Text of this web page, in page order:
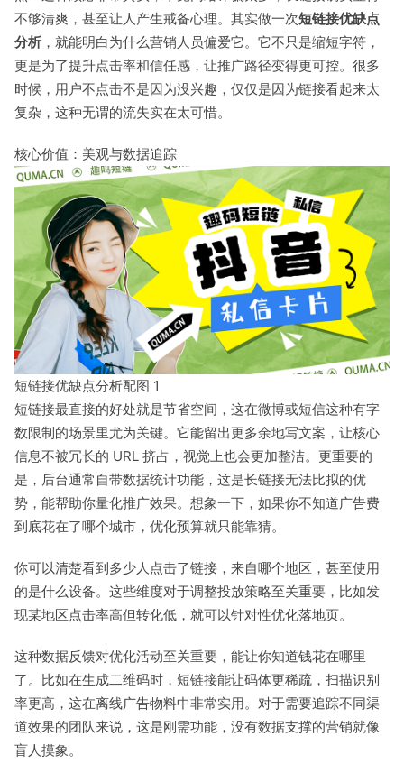
不够清爽，甚至让人产生戒备心理。其实做一次短链接优缺点
分析 ，就能明白为什么营销人员偏爱它。它不只是缩短字符，
更是为了提升点击率和信任感，让推广路径变得更可控。很多
时候，用户不点击不是因为没兴趣，仅仅是因为链接看起来太
复杂，这种无谓的流失实在太可惜。
核心价值：美观与数据追踪
短链接优缺点分析配图 1
短链接最直接的好处就是节省空间，这在微博或短信这种有字
数限制的场景里尤为关键。它能留出更多余地写文案，让核心
信息不被冗长的 URL 挤占，视觉上也会更加整洁。更重要的
是，后台通常自带数据统计功能，这是长链接无法比拟的优
势，能帮助你量化推广效果。想象一下，如果你不知道广告费
到底花在了哪个城市，优化预算就只能靠猜。
你可以清楚看到多少人点击了链接，来自哪个地区，甚至使用
的是什么设备。这些维度对于调整投放策略至关重要，比如发
现某地区点击率高但转化低，就可以针对性优化落地页。
这种数据反馈对优化活动至关重要，能让你知道钱花在哪里
了。比如在生成二维码时，短链接能让码体更稀疏，扫描识别
率更高，这在离线广告物料中非常实用。对于需要追踪不同渠
道效果的团队来说，这是刚需功能，没有数据支撑的营销就像
盲人摸象。